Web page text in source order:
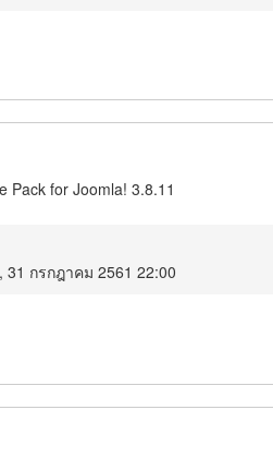
Pack for Joomla! 3.8.11
31 กรกฎาคม 2561 22:00